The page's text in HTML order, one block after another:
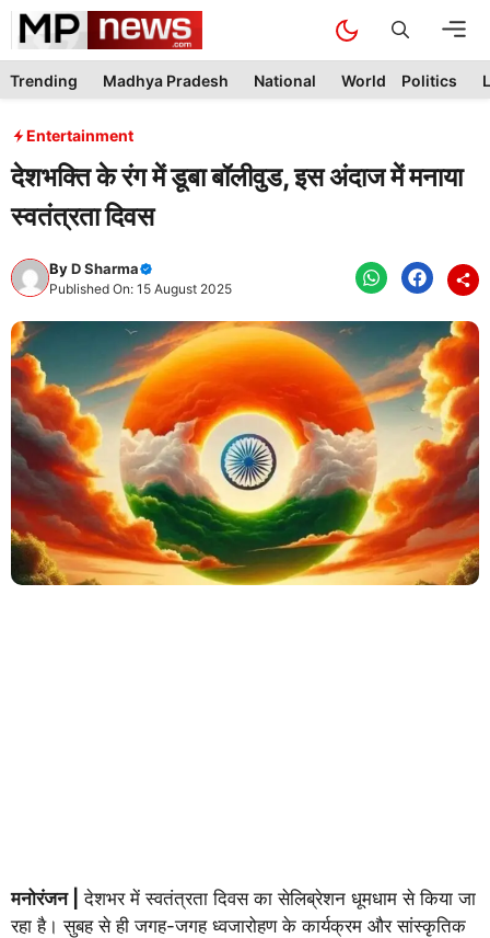
Skip
content
Trending Madhya Pradesh National World Politics
Entertainment
देशभक्ति के रंग में डूबा बॉलीवुड, इस अंदाज में मनाया
स्वतंत्रता दिवस
ByD Sharma
Published On: 15 August 2025
मनोरंजन |
देशभर में स्वतंत्रता दिवस का सेलिब्रेशन धूमधाम से किया जा
रहा है। सुबह से ही जगह-जगह ध्वजारोहण के कार्यक्रम और सांस्कृतिक